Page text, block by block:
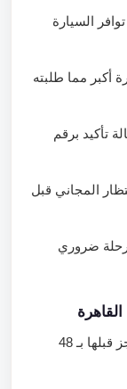
السيارة
مما طلبته
برقم
المجاني قبل
ضروري
احجز قبلها بـ 48